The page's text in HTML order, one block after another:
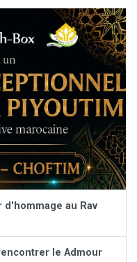
d'hommage au Rav
le Admour